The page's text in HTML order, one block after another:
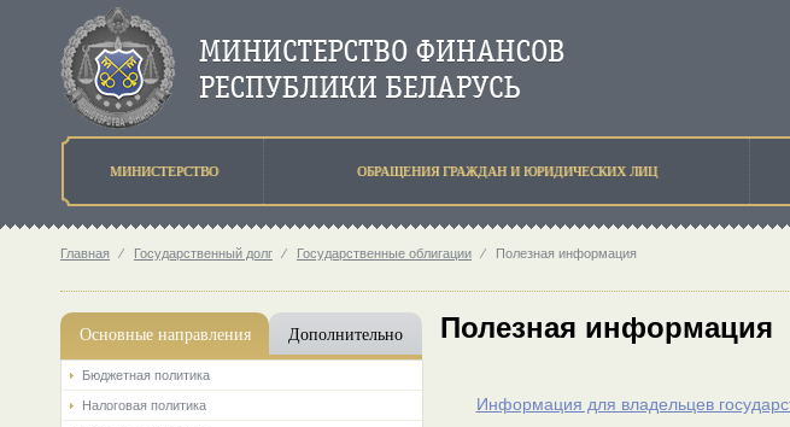
МИНИСТЕРСТВО ОБРАЩЕНИЯ ГРАЖДАН И ЮРИДИЧЕСКИХ ЛИЦ
Главная ⁄ Государственный долг ⁄ Государственные облигации ⁄ Полезная информация
Основные направления Дополнительно
Бюджетная политика
Налоговая политика
Полезная информация
Информация для владельцев